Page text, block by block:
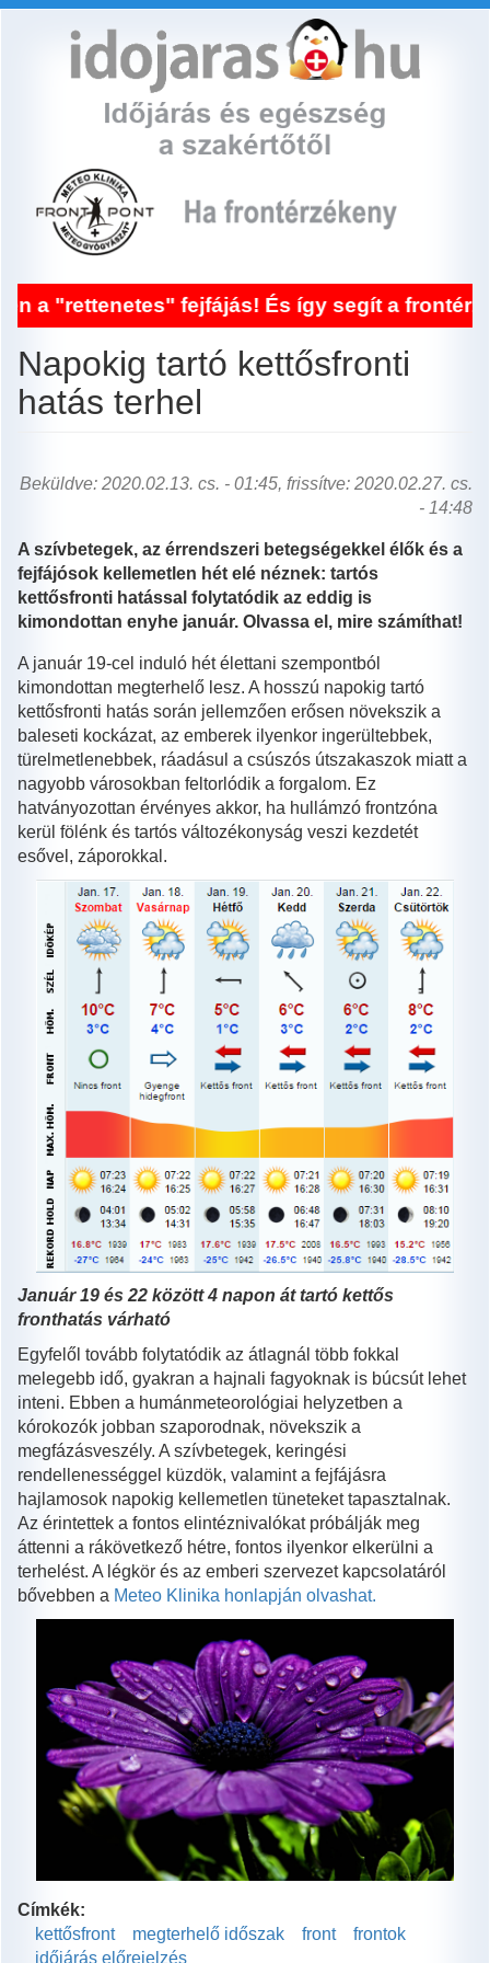
fejfájás! És így segít a
Napokig tartó kettősfronti
hatás terhel
Beküldve: 2020.02.13. cs. - 01:45, frissítve: 2020.02.27. cs.
- 14:48
A szívbetegek, az érrendszeri betegségekkel élők és a
fejfájósok kellemetlen hét elé néznek: tartós
kettősfronti hatással folytatódik az eddig is
kimondottan enyhe január. Olvassa el, mire számíthat!
A január 19-cel induló hét élettani szempontból
kimondottan megterhelő lesz. A hosszú napokig tartó
kettősfronti hatás során jellemzően erősen növekszik a
baleseti kockázat, az emberek ilyenkor ingerültebbek,
türelmetlenebbek, ráadásul a csúszós útszakaszok miatt a
nagyobb városokban feltorlódik a forgalom. Ez
hatványozottan érvényes akkor, ha hullámzó frontzóna
kerül fölénk és tartós változékonyság veszi kezdetét
esővel, záporokkal.
Január 19 és 22 között 4 napon át tartó kettős
fronthatás várható
Egyfelől tovább folytatódik az átlagnál több fokkal
melegebb idő, gyakran a hajnali fagyoknak is búcsút lehet
inteni. Ebben a humánmeteorológiai helyzetben a
kórokozók jobban szaporodnak, növekszik a
megfázásveszély. A szívbetegek, keringési
rendellenességgel küzdök, valamint a fejfájásra
hajlamosok napokig kellemetlen tüneteket tapasztalnak.
Az érintettek a fontos elintéznivalókat próbálják meg
áttenni a rákövetkező hétre, fontos ilyenkor elkerülni a
terhelést. A légkör és az emberi szervezet kapcsolatáról
bővebben a Meteo Klinika honlapján olvashat.
Címkék:
kettősfront
megterhelő időszak front
frontok
időjárás előrejelzés